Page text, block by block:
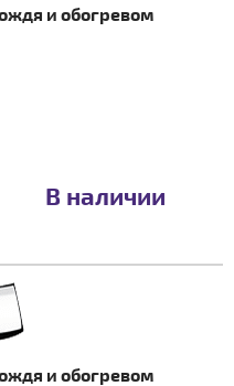
и обогревом
В наличии
и обогревом